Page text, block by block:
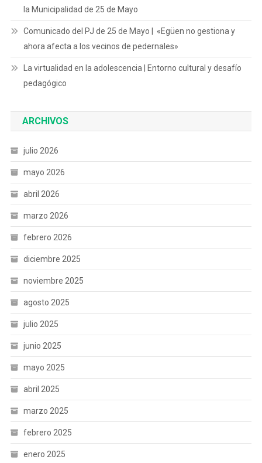
la Municipalidad de 25 de Mayo
Comunicado del PJ de 25 de Mayo | «Egüen no gestiona y
ahora afecta a los vecinos de pedernales»
La virtualidad en la adolescencia | Entorno cultural y desafío
pedagógico
ARCHIVOS
julio 2026
mayo 2026
abril 2026
marzo 2026
febrero 2026
diciembre 2025
noviembre 2025
agosto 2025
julio 2025
junio 2025
mayo 2025
abril 2025
marzo 2025
febrero 2025
enero 2025